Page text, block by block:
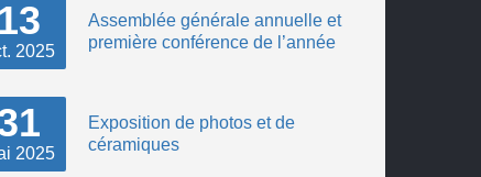
13
2025
Assemblée générale annuelle et
première conférence de l’année
2025
Exposition de photos et de
céramiques